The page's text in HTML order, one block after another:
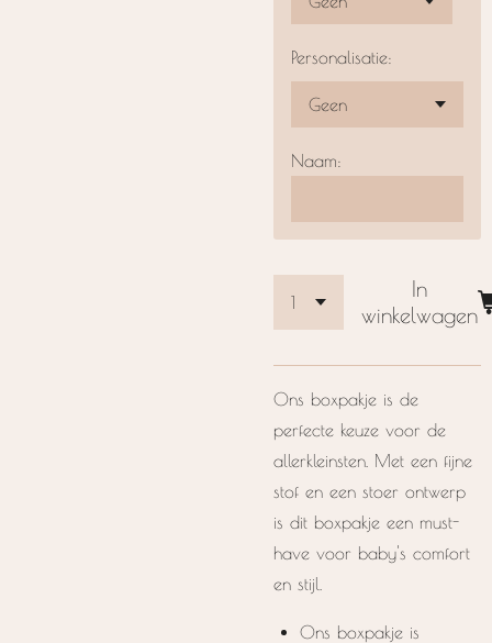
Personalisatie:
Naam:
In
winkelwagen
Ons boxpakje is de
perfecte keuze voor de
allerkleinsten. Met een fijne
stof en een stoer ontwerp
is dit boxpakje een must-
have voor baby's comfort
en stijl.
Ons boxpakje is